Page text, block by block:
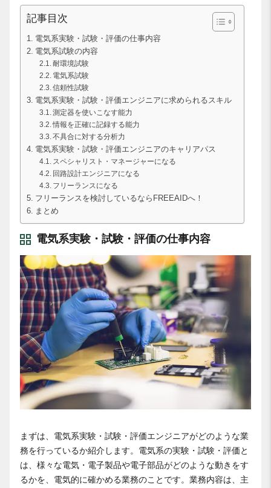
記事目次
電気系実験・試験・評価の仕事内容
電気系試験の内容
耐環境試験
電気系試験
信頼性試験
電気系実験・試験・評価エンジニアに求められるスキル
測定器を使いこなす能力
情報を正確に記録する能力
不具合に対する分析力
電気系実験・試験・評価エンジニアのキャリアパス
スペシャリスト・マネージャーになる
回路設計エンジニアになる
フリーランスになる
フリーランスを検討しているならFREEAIDへ！
まとめ
電気系実験・試験・評価の仕事内容
まずは、電気系実験・試験・評価エンジニアがどのような業
務を行っているか紹介します。電気系の実験・試験・評価と
は、様々な電気・電子製品や電子部品がどのような動きをす
るかを、電気的に確かめる業務のことです。業務内容は、主